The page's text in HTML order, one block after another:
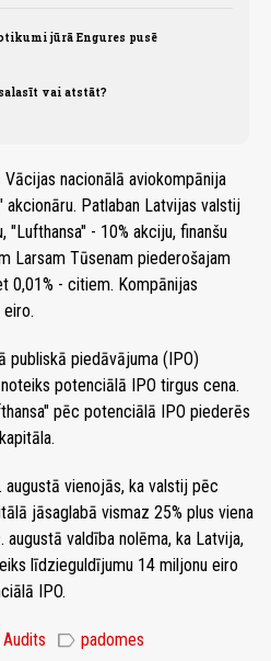
jūrā Engures pusē
vai atstāt?
nacionālā aviokompānija
akcionāru. Patlaban Latvijas valstij
- 10% akciju, finanšu
Larsam Tūsenam piederošajam
0,01% - citiem. Kompānijas
publiskā piedāvājuma (IPO)
potenciālā IPO tirgus cena.
pēc potenciālā IPO piederēs
vienojās, ka valstij pēc
jāsaglabā vismaz 25% plus viena
valdība nolēma, ka Latvija,
līdzieguldījumu 14 miljonu eiro
IPO.
Audits label padomes